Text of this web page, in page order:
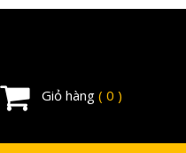
Giỏ hàng ( 0 )